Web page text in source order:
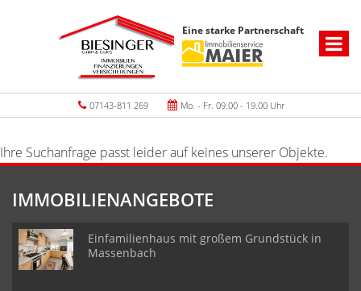
Eine starke Partnerschaft
07143-811 269 Mo. - Fr. 09.00 - 19.00 Uhr
Ihre Suchanfrage passt leider auf keines unserer Objekte.
IMMOBILIENANGEBOTE
Einfamilienhaus mit großem Grundstück in
Massenbach